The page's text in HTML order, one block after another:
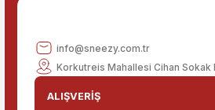
info@sneezy.com.tr
Korkutreis Mahallesi Cihan Sokak
ALIŞVERİŞ